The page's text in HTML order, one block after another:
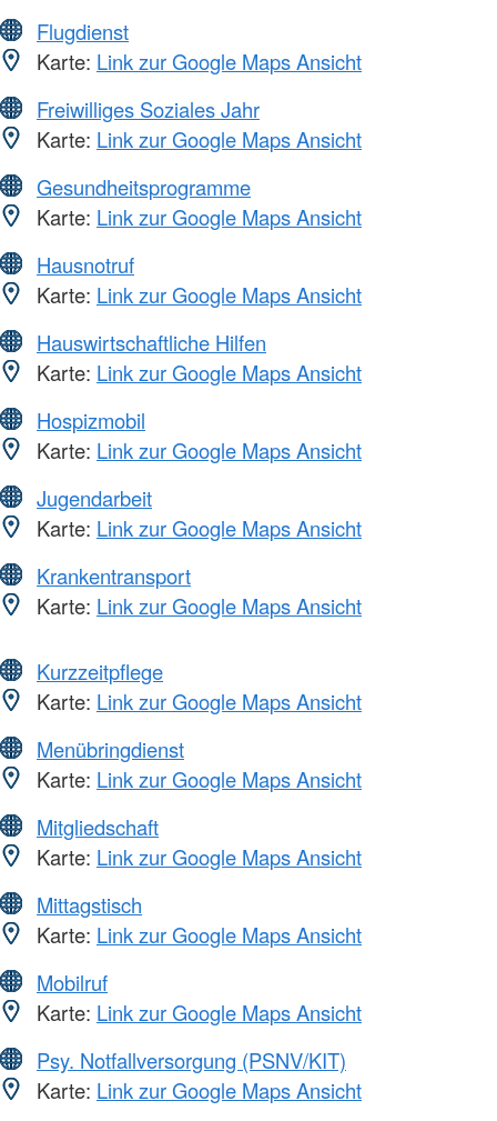
Flugdienst
Karte: Link zur Google Maps Ansicht
Freiwilliges Soziales Jahr
Karte: Link zur Google Maps Ansicht
Gesundheitsprogramme
Karte: Link zur Google Maps Ansicht
Hausnotruf
Karte: Link zur Google Maps Ansicht
Hauswirtschaftliche Hilfen
Karte: Link zur Google Maps Ansicht
Hospizmobil
Karte: Link zur Google Maps Ansicht
Jugendarbeit
Karte: Link zur Google Maps Ansicht
Krankentransport
Karte: Link zur Google Maps Ansicht
Kurzzeitpflege
Karte: Link zur Google Maps Ansicht
Menübringdienst
Karte: Link zur Google Maps Ansicht
Mitgliedschaft
Karte: Link zur Google Maps Ansicht
Mittagstisch
Karte: Link zur Google Maps Ansicht
Mobilruf
Karte: Link zur Google Maps Ansicht
Psy. Notfallversorgung (PSNV/KIT)
Karte: Link zur Google Maps Ansicht